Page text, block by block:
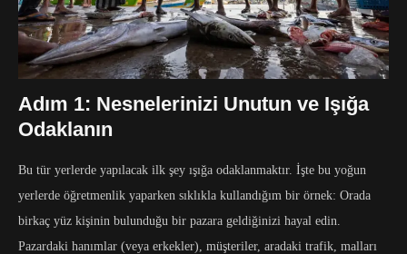
Adım 1: Nesnelerinizi Unutun ve Işığa
Odaklanın
Bu tür yerlerde yapılacak ilk şey ışığa odaklanmaktır. İşte bu yoğun
yerlerde öğretmenlik yaparken sıklıkla kullandığım bir örnek: Orada
birkaç yüz kişinin bulunduğu bir pazara geldiğinizi hayal edin.
Pazardaki hanımlar (veya erkekler), müşteriler, aradaki trafik, malları